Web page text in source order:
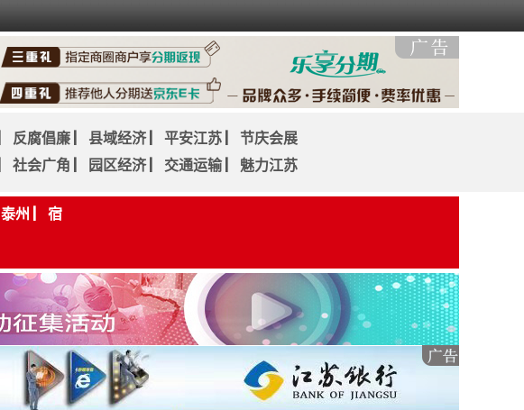
反腐倡廉 县域经济▏ 平安江苏
节庆会展
社会广角 园区经济▏ 交通运输▏ 魅力江苏
泰州 宿